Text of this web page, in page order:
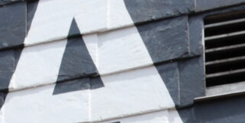
Idealist*innen, der JuSoS,
AStA-Spitze durch die
Koalition im
dem Ring Christlich-
Liste keine Einigung über
mitgetragen worden wäre.
Vorsitzenden mit
werden. Die Verhandlungen